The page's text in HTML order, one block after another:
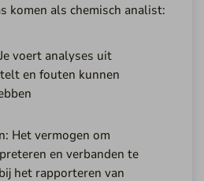
komen als chemisch analist:
voert analyses uit
en fouten kunnen
Het vermogen om
en verbanden te
het rapporteren van